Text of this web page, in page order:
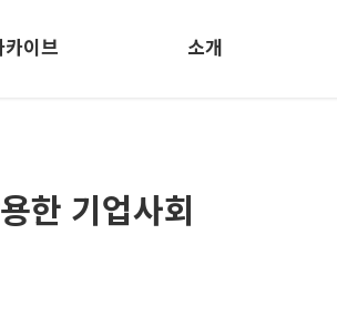
카이브 소개
한 기업사회